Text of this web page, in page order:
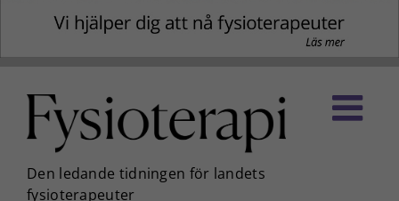
innehållet